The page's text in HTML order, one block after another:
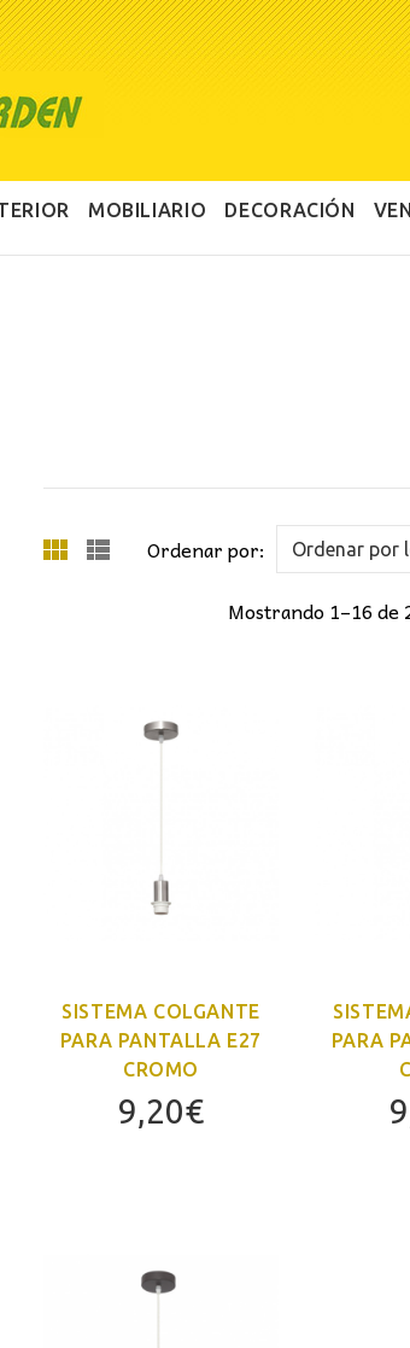
MOBILIARIO DECORACIÓN
Ordenar por:
Mostrando 1–16 de
SISTEMA COLGANTE
PARA PANTALLA E27
CROMO
9,20€
PARA